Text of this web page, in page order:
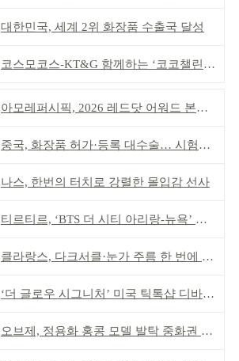
대한민국, 세계 2위 화장품 수출국 달성
코스모코스-KT&G 함께하는 ‘코코챌린지’ 역대 최고
아모레퍼시픽, 2026 레드닷 어워드 본상 2개 수상
중국, 화장품 허가·등록 대수술… 시험자료 공용 허용
나스, 한번의 터치로 강렬한 몰입감 선사
티르티르, ‘BTS 더 시티 아리랑-뉴욕’ 참여
클라랑스, 다크서클·눈가 주름 한 번에 더블 케어
‘더 글로우 시그니처’ 미국 틱톡샵 디바이스 부문 1위
오브제, 정용화 홍콩 모델 발탁 중화권 공략 강화